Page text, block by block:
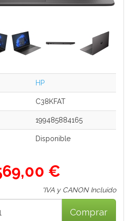
HP
C38KFAT
199485884165
Disponible
€
*IVA y CANON Incluido
Comprar